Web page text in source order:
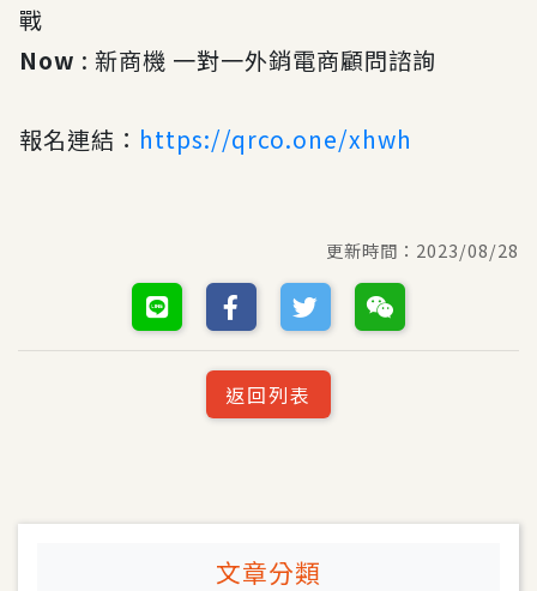
戰
Now : 新商機 一對一外銷電商顧問諮詢
報名連結： https://qrco.one/xhwh
更新時間： 2023/08/28
返回列表
文章分類